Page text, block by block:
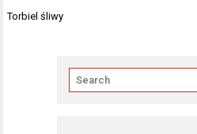
Nawigacja
Torbiel śliwy